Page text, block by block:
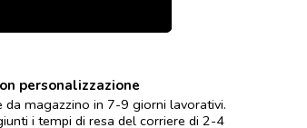
personalizzazione
da magazzino in 7-9 giorni lavorativi.
i tempi di resa del corriere di 2-4